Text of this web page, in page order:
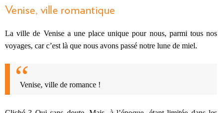
Venise, ville romantique
La ville de Venise a une place unique pour nous, parmi tous nos
voyages, car c’est là que nous avons passé notre lune de miel.
Venise, ville de romance !